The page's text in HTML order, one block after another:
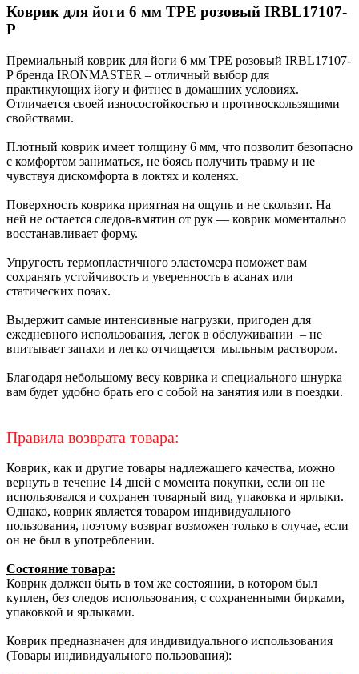
Коврик для йоги 6 мм TPE розовый IRBL17107-
P
Премиальный коврик для йоги 6 мм TPE розовый IRBL17107-
P бренда IRONMASTER – отличный выбор для
практикующих йогу и фитнес в домашних условиях.
Отличается своей износостойкостью и противоскользящими
свойствами.
Плотный коврик имеет толщину 6 мм, что позволит безопасно
с комфортом заниматься, не боясь получить травму и не
чувствуя дискомфорта в локтях и коленях.
Поверхность коврика приятная на ощупь и не скользит. На
ней не остается следов-вмятин от рук — коврик моментально
восстанавливает форму.
Упругость термопластичного эластомера поможет вам
сохранять устойчивость и уверенность в асанах или
статических позах.
Выдержит самые интенсивные нагрузки, пригоден для
ежедневного использования, легок в обслуживании – не
впитывает запахи и легко отчищается мыльным раствором.
Благодаря небольшому весу коврика и специального шнурка
вам будет удобно брать его с собой на занятия или в поездки.
Правила возврата товара:
Коврик, как и другие товары надлежащего качества, можно
вернуть в течение 14 дней с момента покупки, если он не
использовался и сохранен товарный вид, упаковка и ярлыки.
Однако, коврик является товаром индивидуального
пользования, поэтому возврат возможен только в случае, если
он не был в употреблении.
Состояние товара:
Коврик должен быть в том же состоянии, в котором был
куплен, без следов использования, с сохраненными бирками,
упаковкой и ярлыками.
Коврик предназначен для индивидуального использования
(Товары индивидуального пользования):